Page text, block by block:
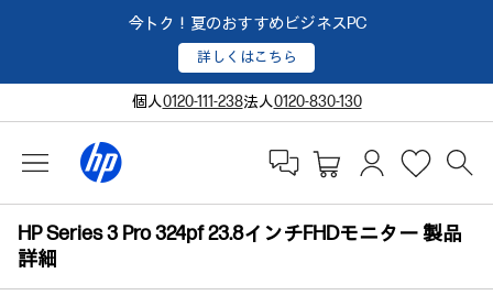
今トク！夏のおすすめビジネスPC
詳しくはこちら
個人0120-111-238法人0120-830-130
HP Series 3 Pro 324pf 23.8インチFHDモニター 製品
詳細